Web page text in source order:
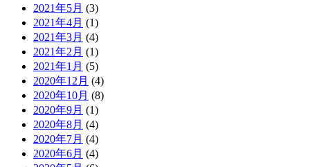
2021年5月 (3)
2021年4月 (1)
2021年3月 (4)
2021年2月 (1)
2021年1月 (5)
2020年12月 (4)
2020年10月 (8)
2020年9月 (1)
2020年8月 (4)
2020年7月 (4)
2020年6月 (4)